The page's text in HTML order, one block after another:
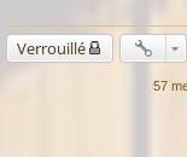
Verrouillé
57